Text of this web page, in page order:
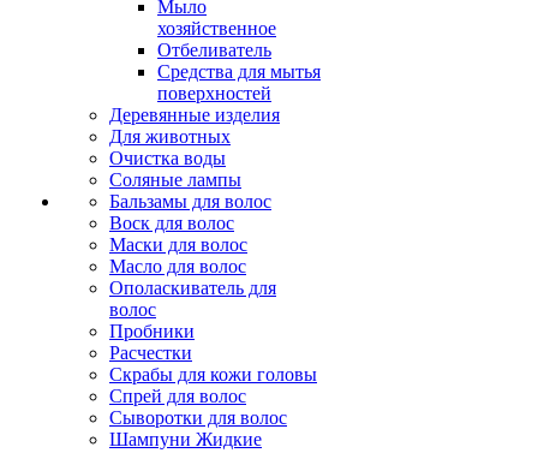
Мыло
хозяйственное
Отбеливатель
Средства для мытья
поверхностей
Деревянные изделия
Для животных
Очистка воды
Соляные лампы
Бальзамы для волос
Воск для волос
Маски для волос
Масло для волос
Ополаскиватель для
волос
Пробники
Расчестки
Скрабы для кожи головы
Спрей для волос
Сыворотки для волос
Шампуни Жидкие